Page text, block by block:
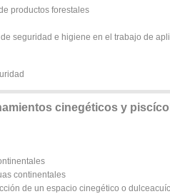
productos forestales
seguridad e higiene en el trabajo de
cinegéticos y
continentales
de un espacio cinegético o